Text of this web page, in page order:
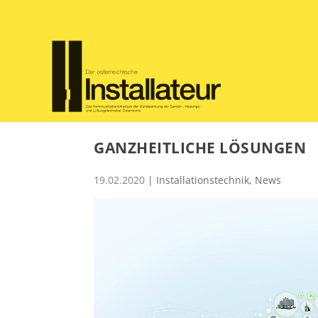
GANZHEITLICHE LÖSUNGEN
19.02.2020 | Installationstechnik, News